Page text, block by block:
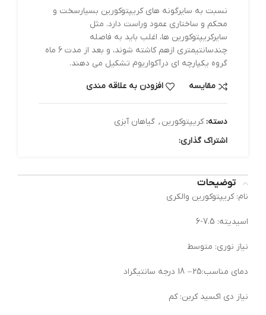
نسبت به سایرگونه های کریپتوکورین بسیارسخت و
محکم و ساختاری عمود وراست دارد. مثل
سایرکریپتوکورین ها، اغلب باید به فاصله
چندسانتیمتری ازهم کاشته شوند، و بعد از مدت 6 ماه
گروه یکپارچه ای درآکواریوم تشکیل می دهند.
مقایسه افزودن به علاقه مندی
دسته: کریپتوکورین , گیاهان آبزی
اشتراک گذاری:
توضیحات
نام: کریپتوکورین والکری
اسیدیته: 7.5-6
نیاز نوری: متوسط
دمای مناسب:25 – 18 درجه سانتیگراد
نیاز دی اکسید کربن: کم